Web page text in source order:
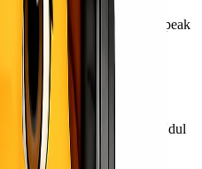
sama dengan kami saat peak
Siap Hadapi
sibuk seperti Ramadan dan Idul
tim kami sudah disiapkan